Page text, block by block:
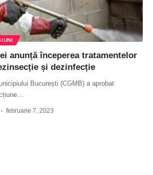
anunță începerea tratamentelor
și dezinfecție
București (CGMB) a aprobat
…
februarie 7, 2023